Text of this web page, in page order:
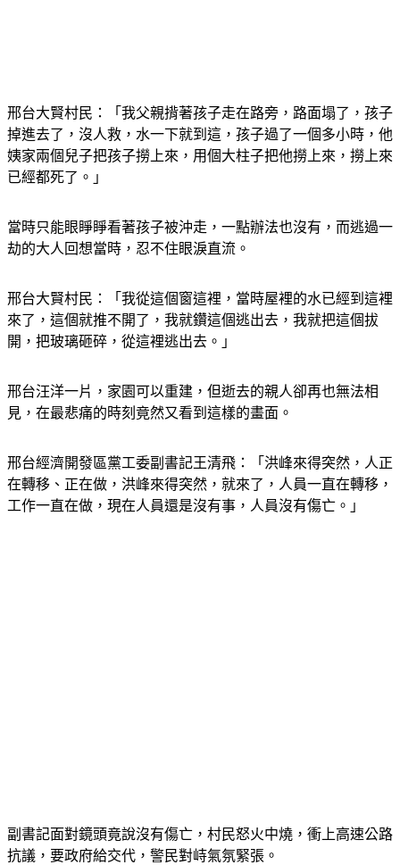
邢台大賢村民：「我父親揹著孩子走在路旁，路面塌了，孩子
掉進去了，沒人救，水一下就到這，孩子過了一個多小時，他
姨家兩個兒子把孩子撈上來，用個大柱子把他撈上來，撈上來
已經都死了。」
當時只能眼睜睜看著孩子被沖走，一點辦法也沒有，而逃過一
劫的大人回想當時，忍不住眼淚直流。
邢台大賢村民：「我從這個窗這裡，當時屋裡的水已經到這裡
來了，這個就推不開了，我就鑽這個逃出去，我就把這個拔
開，把玻璃砸碎，從這裡逃出去。」
邢台汪洋一片，家園可以重建，但逝去的親人卻再也無法相
見，在最悲痛的時刻竟然又看到這樣的畫面。
邢台經濟開發區黨工委副書記王清飛：「洪峰來得突然，人正
在轉移、正在做，洪峰來得突然，就來了，人員一直在轉移，
工作一直在做，現在人員還是沒有事，人員沒有傷亡。」
副書記面對鏡頭竟說沒有傷亡，村民怒火中燒，衝上高速公路
抗議，要政府給交代，警民對峙氣氛緊張。